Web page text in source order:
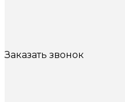
Заказать звонок